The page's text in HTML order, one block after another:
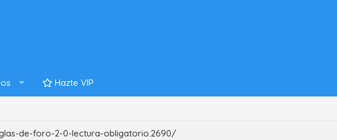
Hazte VIP
de-foro-2-0-lectura-obligatorio.2690/